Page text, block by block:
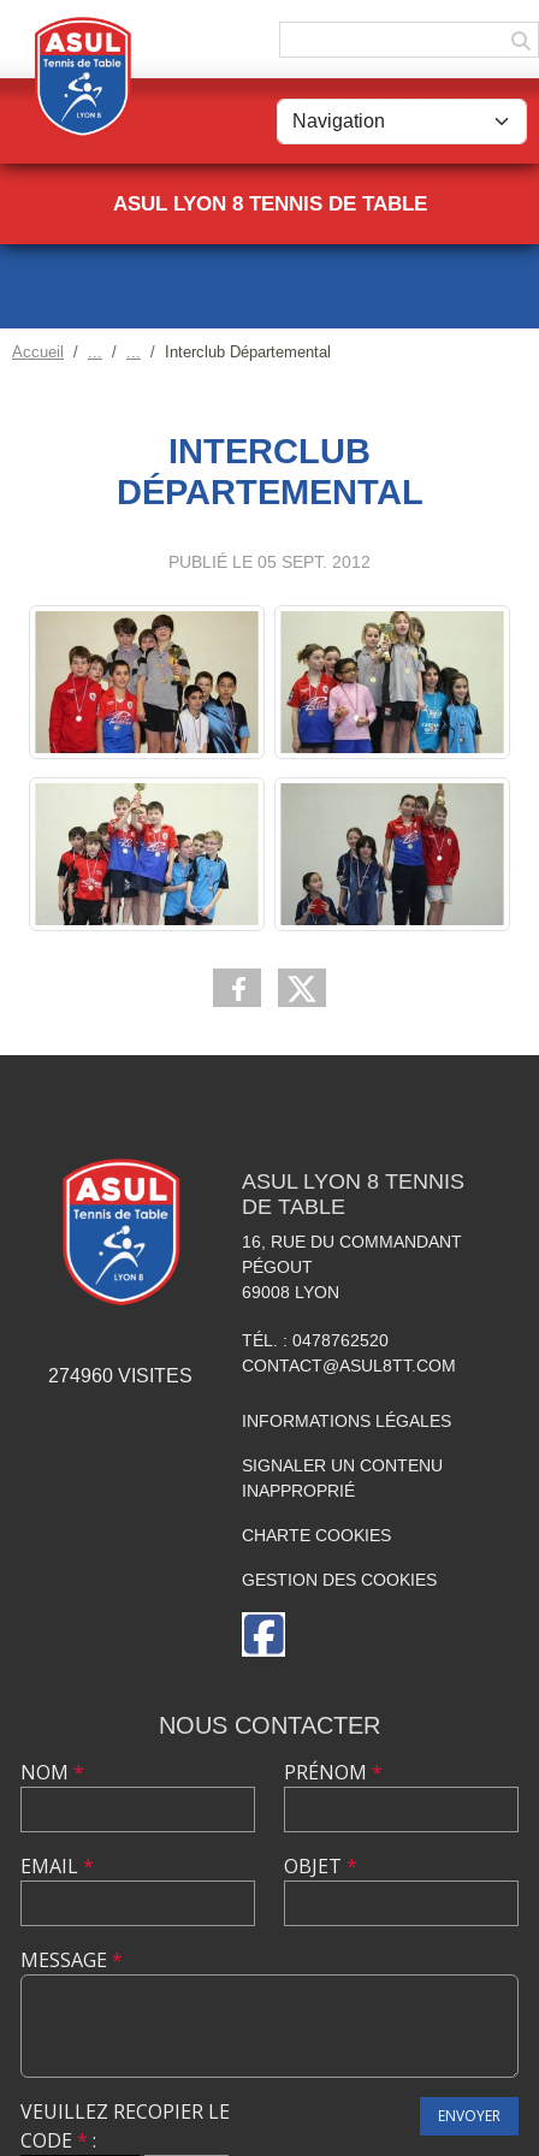
ASUL LYON 8 TENNIS DE TABLE
Accueil Interclub Départemental
INTERCLUB
DÉPARTEMENTAL
PUBLIÉ LE 05 SEPT. 2012
274960 VISITES
ASUL LYON 8 TENNIS
DE TABLE
16, RUE DU COMMANDANT
PÉGOUT
69008 LYON
TÉL. : 0478762520
CONTACT@ASUL8TT.COM
INFORMATIONS LÉGALES
SIGNALER UN CONTENU
INAPPROPRIÉ
CHARTE COOKIES
GESTION DES COOKIES
NOUS CONTACTER
NOM *
EMAIL*
PRÉNOM *
OBJET *
MESSAGE *
VEUILLEZ RECOPIER LE
CODE * :
ENVOYER
Panneau de gestion des cookies